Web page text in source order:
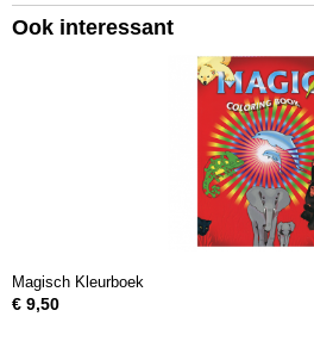
Ook interessant
Magisch Kleurboek
€ 9,50